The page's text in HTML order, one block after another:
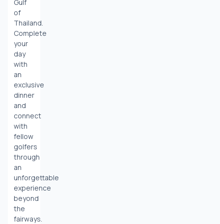
Gulf
of
Thailand.
Complete
your
day
with
an
exclusive
dinner
and
connect
with
fellow
golfers
through
an
unforgettable
experience
beyond
the
fairways.